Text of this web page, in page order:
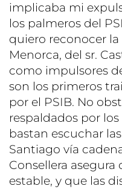
implicaba mi
los palmeros del
quiero reconocer
Menorca, del sr.
como impulsores
son los primeros
por el PSIB. No
respaldados por
bastan escuchar
Santiago vía
Consellera
estable, y que las